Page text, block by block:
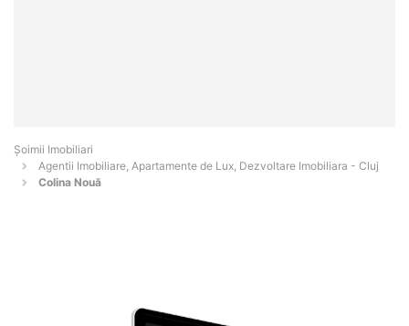
Șoimii Imobiliari
Agentii Imobiliare, Apartamente de Lux, Dezvoltare Imobiliara - Cluj
Colina Nouă